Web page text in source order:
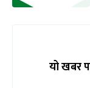
यो खबर